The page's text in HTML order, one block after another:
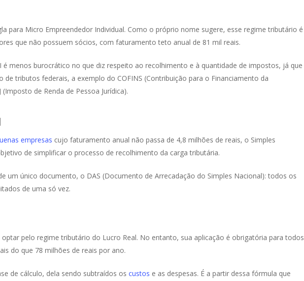
para Micro Empreendedor Individual. Como o próprio nome sugere, esse regime tributário é
que não possuem sócios, com faturamento teto anual de 81 mil reais.
menos burocrático no que diz respeito ao recolhimento e à quantidade de impostos, já que
tributos federais, a exemplo do COFINS (Contribuição para o Financiamento da
(Imposto de Renda de Pessoa Jurídica).
empresas cujo faturamento anual não passa de 4,8 milhões de reais, o Simples
de simplificar o processo de recolhimento da carga tributária.
um único documento, o DAS (Documento de Arrecadação do Simples Nacional): todos os
de uma só vez.
pelo regime tributário do Lucro Real. No entanto, sua aplicação é obrigatória para todos
do que 78 milhões de reais por ano.
de cálculo, dela sendo subtraídos os custos e as despesas. É a partir dessa fórmula que